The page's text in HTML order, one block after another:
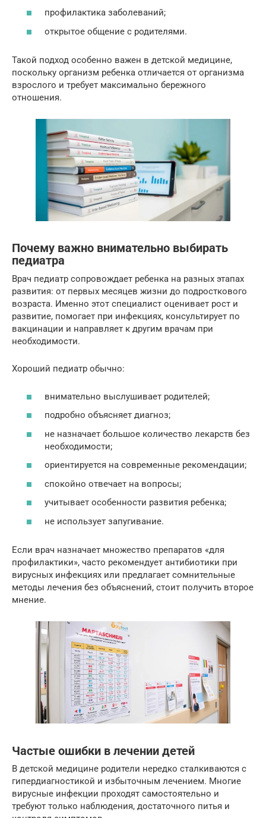
профилактика заболеваний;
открытое общение с родителями.
Такой подход особенно важен в детской медицине,
поскольку организм ребенка отличается от организма
взрослого и требует максимально бережного
отношения.
Почему важно внимательно выбирать
педиатра
Врач педиатр сопровождает ребенка на разных этапах
развития: от первых месяцев жизни до подросткового
возраста. Именно этот специалист оценивает рост и
развитие, помогает при инфекциях, консультирует по
вакцинации и направляет к другим врачам при
необходимости.
Хороший педиатр обычно:
внимательно выслушивает родителей;
подробно объясняет диагноз;
не назначает большое количество лекарств без
необходимости;
ориентируется на современные рекомендации;
спокойно отвечает на вопросы;
учитывает особенности развития ребенка;
не использует запугивание.
Если врач назначает множество препаратов «для
профилактики», часто рекомендует антибиотики при
вирусных инфекциях или предлагает сомнительные
методы лечения без объяснений, стоит получить второе
мнение.
Частые ошибки в лечении детей
В детской медицине родители нередко сталкиваются с
гипердиагностикой и избыточным лечением. Многие
вирусные инфекции проходят самостоятельно и
требуют только наблюдения, достаточного питья и